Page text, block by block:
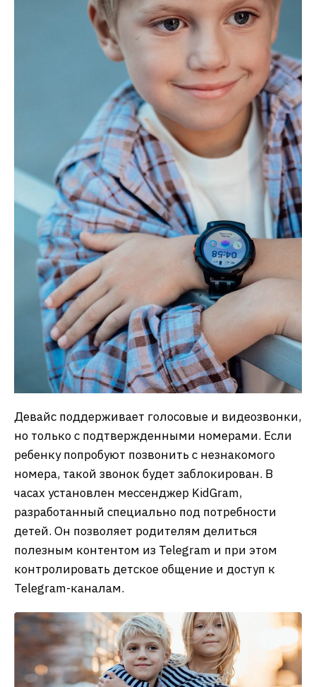
Девайс поддерживает голосовые и видеозвонки,
но только с подтвержденными номерами. Если
ребенку попробуют позвонить с незнакомого
номера, такой звонок будет заблокирован. В
часах установлен мессенджер KidGram,
разработанный специально под потребности
детей. Он позволяет родителям делиться
полезным контентом из Telegram и при этом
контролировать детское общение и доступ к
Telegram-каналам.